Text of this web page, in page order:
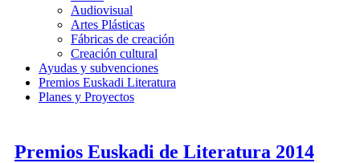
Audiovisual
Artes Plásticas
Fábricas de creación
Creación cultural
Ayudas y subvenciones
Premios Euskadi Literatura
Planes y Proyectos
Premios Euskadi de Literatura 2014